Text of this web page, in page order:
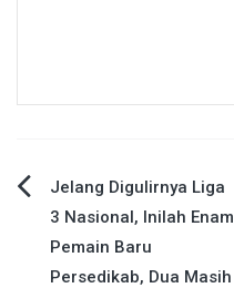
Navigasi
pos
Jelang Digulirnya Liga
3 Nasional, Inilah Enam
Pemain Baru
Persedikab, Dua Masih